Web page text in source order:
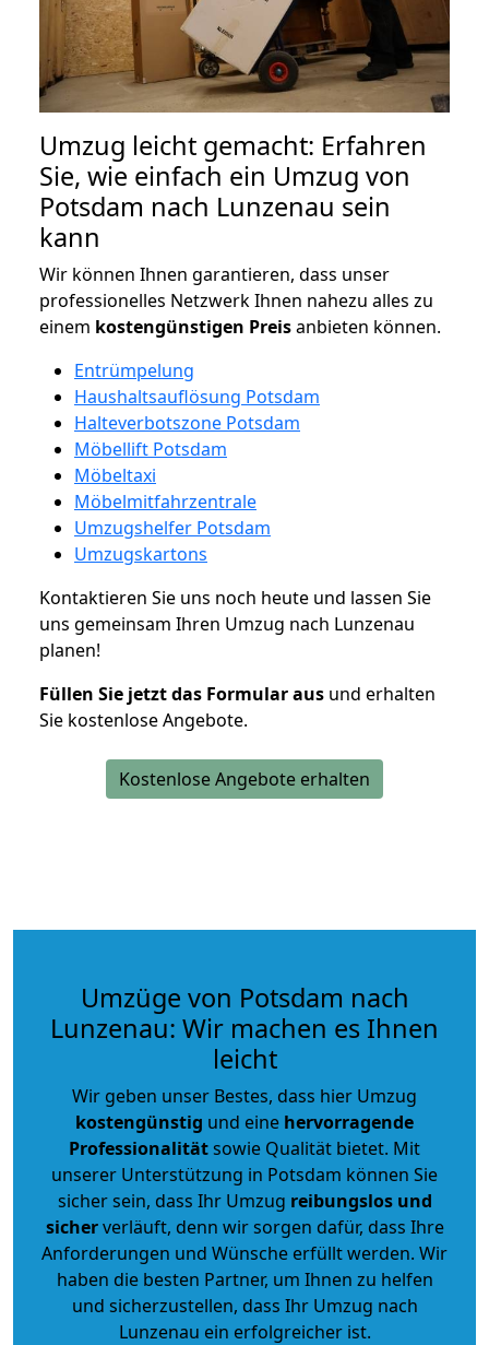
Umzug leicht gemacht: Erfahren
Sie, wie einfach ein Umzug von
Potsdam nach Lunzenau sein
kann
Wir können Ihnen garantieren, dass unser
professionelles Netzwerk Ihnen nahezu alles zu
einem kostengünstigen Preisanbieten können.
Entrümpelung
Haushaltsauflösung Potsdam
Halteverbotszone Potsdam
Möbellift Potsdam
Möbeltaxi
Möbelmitfahrzentrale
Umzugshelfer Potsdam
Umzugskartons
Kontaktieren Sie uns noch heute und lassen Sie
uns gemeinsam Ihren Umzug nach Lunzenau
planen!
Füllen Sie jetzt das Formular aus und erhalten
Sie kostenlose Angebote.
Kostenlose Angebote erhalten
Umzüge von Potsdam nach
Lunzenau: Wir machen es Ihnen
leicht
Wir geben unser Bestes, dass hier Umzug
kostengünstig und eine hervorragende
Professionalitätsowie Qualität bietet. Mit
unserer Unterstützung in Potsdam können Sie
sicher sein, dass Ihr Umzug reibungslos und
sicherverläuft, denn wir sorgen dafür, dass Ihre
Anforderungen und Wünsche erfüllt werden. Wir
haben die besten Partner, um Ihnen zu helfen
und sicherzustellen, dass Ihr Umzug nach
Lunzenau ein erfolgreicher ist.